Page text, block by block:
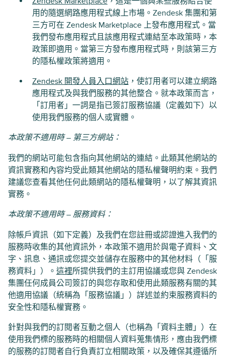
用的隨選網路應用程式線上市場。Zendesk 集團和第
三方可在 Zendesk Marketplace 上發布應用程式。當
我們發布應用程式且該應用程式連結至本政策時，本
政策即適用。當第三方發布應用程式時，則該第三方
的隱私權政策將適用。
Zendesk 開發人員入口網站 ，使訂用者可以建立網路
應用程式及與我們服務的其他整合。就本政策而言，
「訂用者」一詞是指已簽訂服務協議（定義如下）以
使用我們服務的個人或實體。
本政策不適用時 – 第三方網站：
我們的網站可能包含指向其他網站的連結。此類其他網站的
資訊實務和內容均受此類其他網站的隱私權聲明約束。我們
建議您查看其他任何此類網站的隱私權聲明，以了解其資訊
實務。
本政策不適用時 – 服務資料：
除帳戶資訊（如下定義）及我們在您註冊或認證進入我們的
服務時收集的其他資訊外，本政策不適用於與電子資料、文
字、訊息、通訊或您提交並儲存在服務中的其他材料（「服
務資料」）。 這裡所提供我們的主訂用協議或您與 Zendesk
集團任何成員公司簽訂的與您存取和使用此類服務有關的其
他適用協議（統稱為「服務協議」）詳述並約束服務資料的
安全性和隱私權實務。
針對與我們的訂閱者互動之個人（也稱為「資料主體」）在
使用我們標的服務時的相關個人資料蒐集情形，應由我們標
的服務的訂閱者自行負責訂立相關政策，以及確保其遵循所